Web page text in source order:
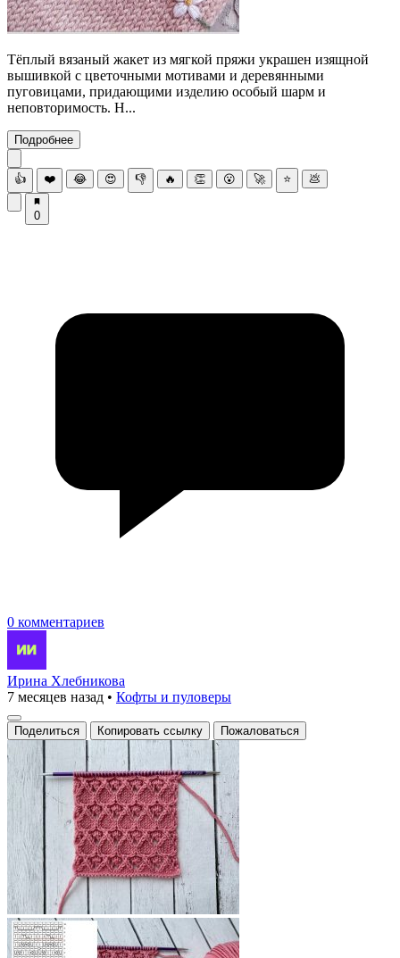
Тёплый вязаный жакет из мягкой пряжи украшен изящной
вышивкой с цветочными мотивами и деревянными
пуговицами, придающими изделию особый шарм и
неповторимость. Н...
Подробнее
👍 ❤️ 😂 😍 👎 🔥 👏 😮 🚀 ⭐ 💩
0
0 комментариев
Ирина Хлебникова
7 месяцев назад • Кофты и пуловеры
Поделиться Копировать ссылку Пожаловаться